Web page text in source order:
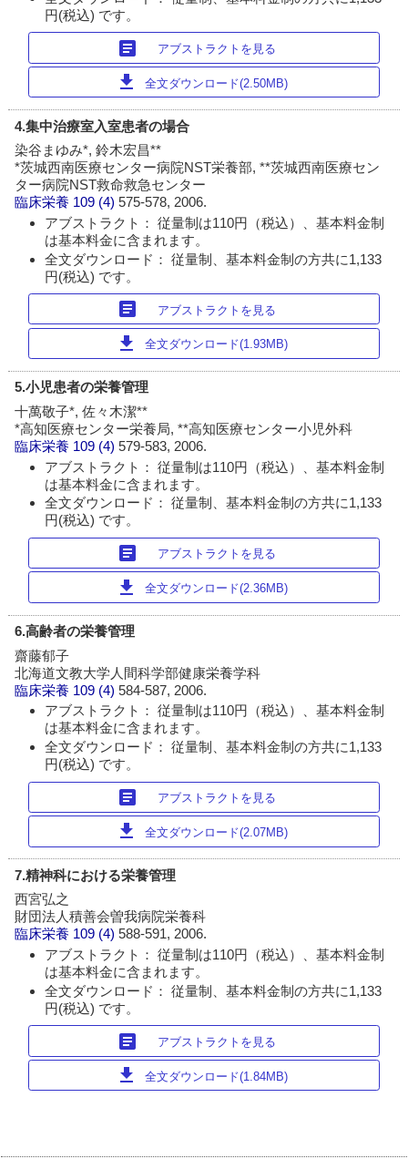
円(税込) です。
article アブストラクトを見る
download 全文ダウンロード(2.50MB)
4.集中治療室入室患者の場合
染谷まゆみ*, 鈴木宏昌**
*茨城西南医療センター病院NST栄養部, **茨城西南医療セン
ター病院NST救命救急センター
臨床栄養 109 (4)575-578, 2006.
アブストラクト： 従量制は110円（税込）、基本料金制
は基本料金に含まれます。
全文ダウンロード： 従量制、基本料金制の方共に1,133
円(税込) です。
article アブストラクトを見る
download 全文ダウンロード(1.93MB)
5.小児患者の栄養管理
十萬敬子*, 佐々木潔**
*高知医療センター栄養局, **高知医療センター小児外科
臨床栄養 109 (4)579-583, 2006.
アブストラクト： 従量制は110円（税込）、基本料金制
は基本料金に含まれます。
全文ダウンロード： 従量制、基本料金制の方共に1,133
円(税込) です。
article アブストラクトを見る
download 全文ダウンロード(2.36MB)
6.高齢者の栄養管理
齋藤郁子
北海道文教大学人間科学部健康栄養学科
臨床栄養 109 (4)584-587, 2006.
アブストラクト： 従量制は110円（税込）、基本料金制
は基本料金に含まれます。
全文ダウンロード： 従量制、基本料金制の方共に1,133
円(税込) です。
article アブストラクトを見る
download 全文ダウンロード(2.07MB)
7.精神科における栄養管理
西宮弘之
財団法人積善会曽我病院栄養科
臨床栄養 109 (4)588-591, 2006.
アブストラクト： 従量制は110円（税込）、基本料金制
は基本料金に含まれます。
全文ダウンロード： 従量制、基本料金制の方共に1,133
円(税込) です。
article アブストラクトを見る
download 全文ダウンロード(1.84MB)